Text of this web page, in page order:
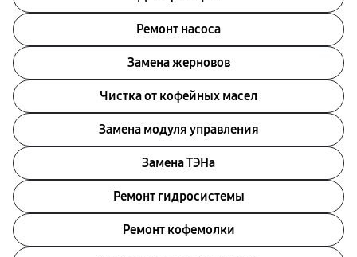
Ремонт насоса
Замена жерновов
Чистка от кофейных масел
Замена модуля управления
Замена ТЭНа
Ремонт гидросистемы
Ремонт кофемолки